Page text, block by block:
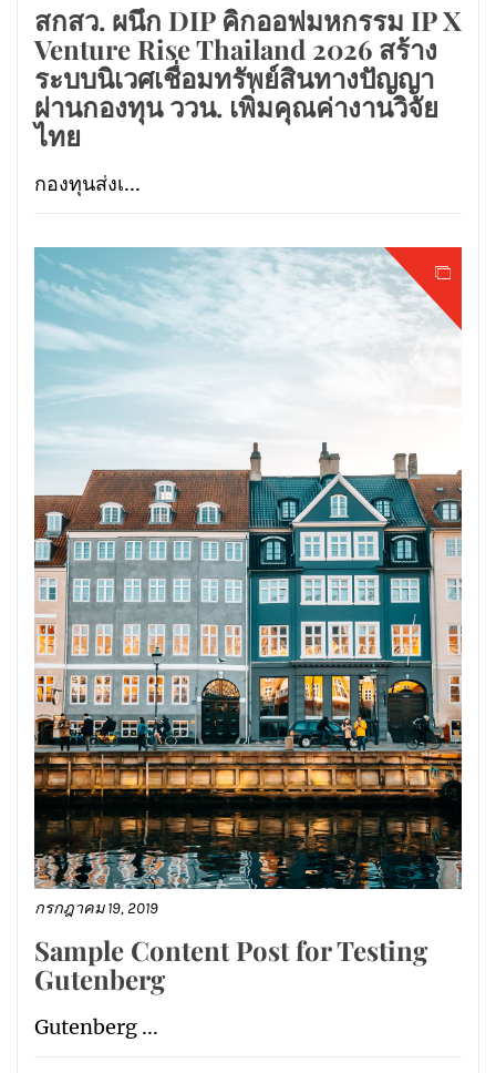
สกสว. ผนึก DIP คิกออฟมหกรรม IP X
Venture Rise Thailand 2026 สร้าง
ระบบนิเวศเชื่อมทรัพย์สินทางปัญญา
ผ่านกองทุน ววน. เพิ่มคุณค่างานวิจัย
ไทย
กองทุนส่งเ...
กรกฎาคม 19, 2019
Sample Content Post for Testing
Gutenberg
Gutenberg ...